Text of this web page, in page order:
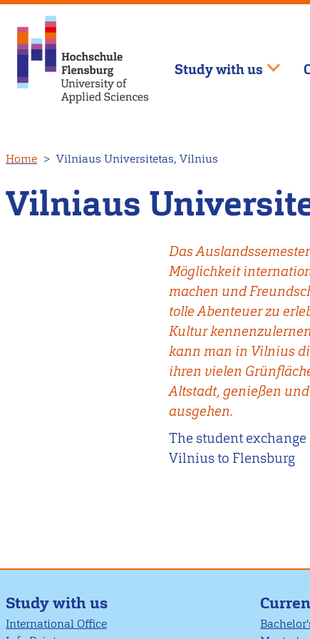
to
main
content
Study with us
Home Vilniaus Universitetas, Vilnius
Vilniaus
Das
Möglichkeit
machen und
tolle Abenteuer zu
Kultur
kann man in Vilnius
ihren vielen
Altstadt, genießen
ausgehen.
The student
Vilnius to Flensburg
Study with us
International Office